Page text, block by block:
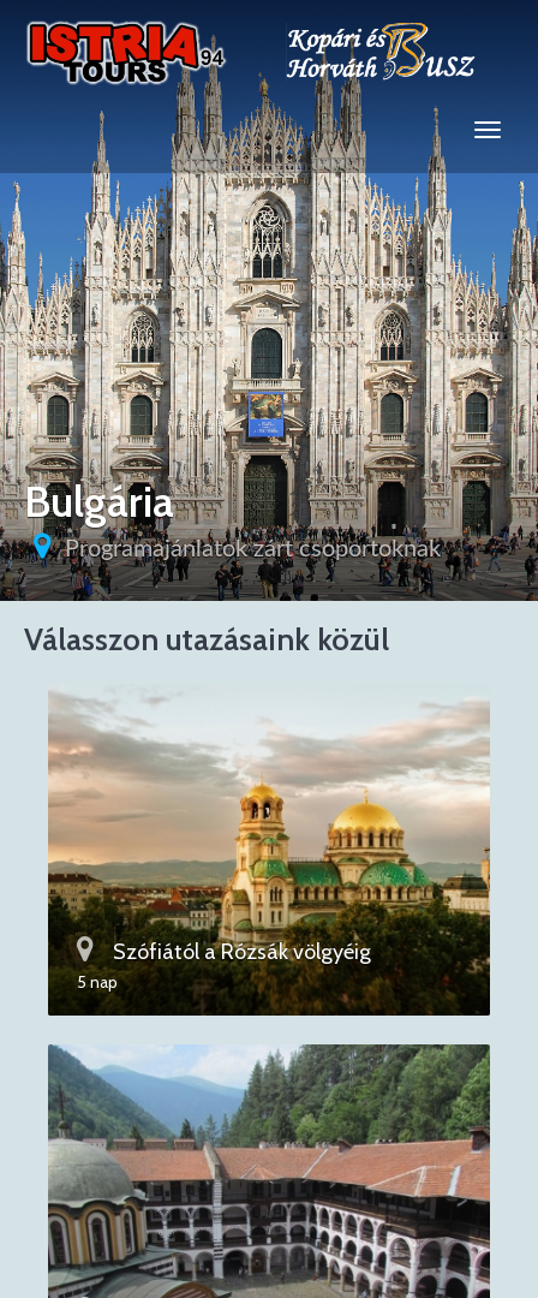
Bulgária
Programajánlatok zárt csoportoknak
Válasszon utazásaink közül
Szófiától a Rózsák völgyéig
5 nap